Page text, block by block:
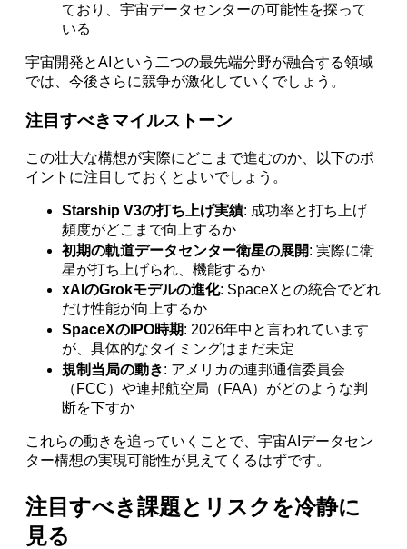
ており、宇宙データセンターの可能性を探って
いる
宇宙開発とAIという二つの最先端分野が融合する領域
では、今後さらに競争が激化していくでしょう。
注目すべきマイルストーン
この壮大な構想が実際にどこまで進むのか、以下のポ
イントに注目しておくとよいでしょう。
Starship V3の打ち上げ実績: 成功率と打ち上げ
頻度がどこまで向上するか
初期の軌道データセンター衛星の展開: 実際に衛
星が打ち上げられ、機能するか
xAIのGrokモデルの進化: SpaceXとの統合でどれ
だけ性能が向上するか
SpaceXのIPO時期: 2026年中と言われています
が、具体的なタイミングはまだ未定
規制当局の動き: アメリカの連邦通信委員会
（FCC）や連邦航空局（FAA）がどのような判
断を下すか
これらの動きを追っていくことで、宇宙AIデータセン
ター構想の実現可能性が見えてくるはずです。
注目すべき課題とリスクを冷静に
見る